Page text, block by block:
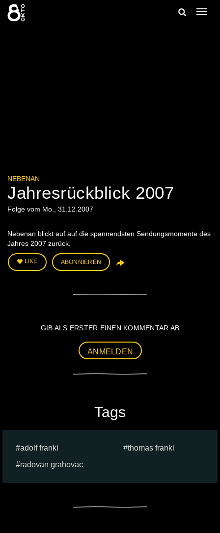
Zum
Inhalt
springen
Suche
NEBENAN
Jahresrückblick 2007
Folge vom Mo., 31.12.2007
Nebenan blickt auf auf die spannendsten Sendungsmomente des
Jahres 2007 zurück.
LIKE ABONNIEREN
GIB ALS ERSTER EINEN KOMMENTAR AB
ANMELDEN
Tags
adolf frankl
thomas frankl
radovan grahovac